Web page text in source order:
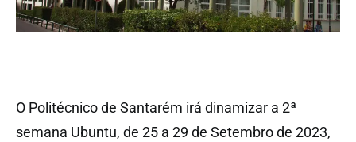
O Politécnico de Santarém irá dinamizar a 2ª
semana Ubuntu, de 25 a 29 de Setembro de 2023,